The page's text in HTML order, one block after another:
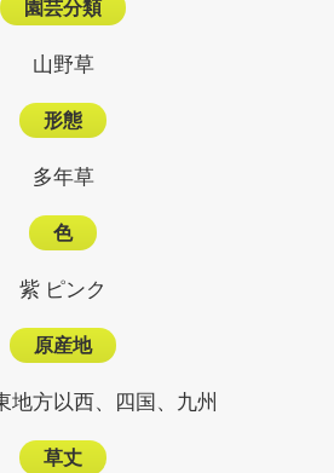
園芸分類
山野草
形態
多年草
色
紫 ピンク
原産地
地方以西、四国、九州
草丈